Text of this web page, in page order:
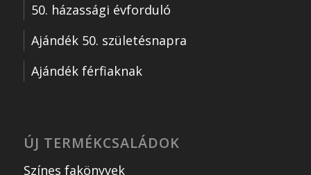
50. házassági évforduló
Ajándék 50. születésnapra
Ajándék férfiaknak
ÚJ TERMÉKCSALÁDOK
Színes fakönyvek